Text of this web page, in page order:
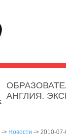
АНГЛИЯ.
-> Новости -> 2010-